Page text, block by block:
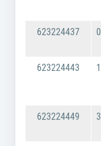
623224437
623224443
623224449